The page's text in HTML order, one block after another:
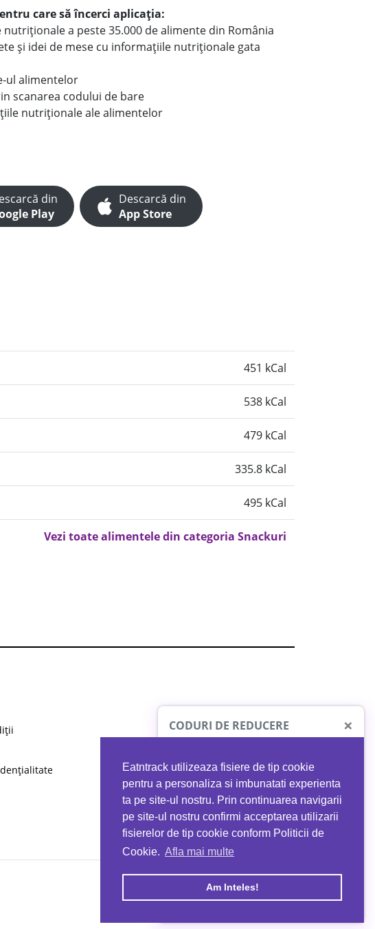
Eatntrack utilizeaza fisiere de tip cookie
pentru a personaliza si imbunatati experienta
ta pe site-ul nostru. Prin continuarea navigarii
pe site-ul nostru confirmi acceptarea utilizarii
fisierelor de tip cookie conform Politicii de
Cookie. Afla mai multe
Am Inteles!
care să încerci aplicația:
a peste 35.000 de alimente din România
și idei de mese cu informațiile nutriționale gata
ul alimentelor
scanarea codului de bare
nutriționale ale alimentelor
din
Play
Descarcă din
App Store
451 kCal
538 kCal
479 kCal
335.8 kCal
495 kCal
Vezi toate alimentele din categoria Snackuri
CODURI DE REDUCERE ×
PROTO41
reducere la orice comandă
EATNTRACK
MYPROTEIN
Ai40%reducere la orice comandă
folosind codul EATTRACK